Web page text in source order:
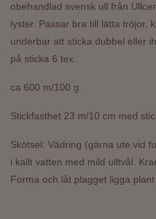
obehandlad svensk ull från
lyster. Passar bra till lätta tröjor,
underbar att sticka dubbel eller
på sticka 6 tex.
ca 600 m/100 g
Stickfasthet 23 m/10 cm med
Skötsel: Vädring (gärna ute vid
i kallt vatten med mild ulltvål.
Forma och låt plagget ligga